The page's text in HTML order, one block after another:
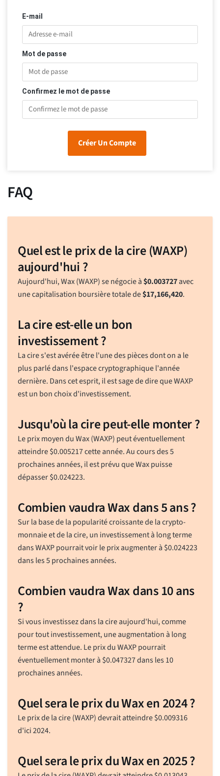
E-mail
Mot de passe
Confirmez le mot de passe
Créer Un Compte
FAQ
Quel est le prix de la cire (WAXP)
aujourd'hui ?
Aujourd'hui, Wax (WAXP) se négocie à$0.003727avec
une capitalisation boursière totale de$17,166,420.
La cire est-elle un bon
investissement ?
La cire s'est avérée être l'une des pièces dont on a le
plus parlé dans l'espace cryptographique l'année
dernière. Dans cet esprit, il est sage de dire que WAXP
est un bon choix d'investissement.
Jusqu'où la cire peut-elle monter ?
Le prix moyen du Wax (WAXP) peut éventuellement
atteindre$0.005217cette année. Au cours des 5
prochaines années, il est prévu que Wax puisse
dépasser$0.024223.
Combien vaudra Wax dans 5 ans ?
Sur la base de la popularité croissante de la crypto-
monnaie et de la cire, un investissement à long terme
dans WAXP pourrait voir le prix augmenter à $0.024223
dans les 5 prochaines années.
Combien vaudra Wax dans 10 ans
?
Si vous investissez dans la cire aujourd'hui, comme
pour tout investissement, une augmentation à long
terme est attendue. Le prix du WAXP pourrait
éventuellement monter à $0.047327dans les 10
prochaines années.
Quel sera le prix du Wax en 2024 ?
Le prix de la cire (WAXP) devrait atteindre$0.009316
d'ici 2024.
Quel sera le prix du Wax en 2025 ?